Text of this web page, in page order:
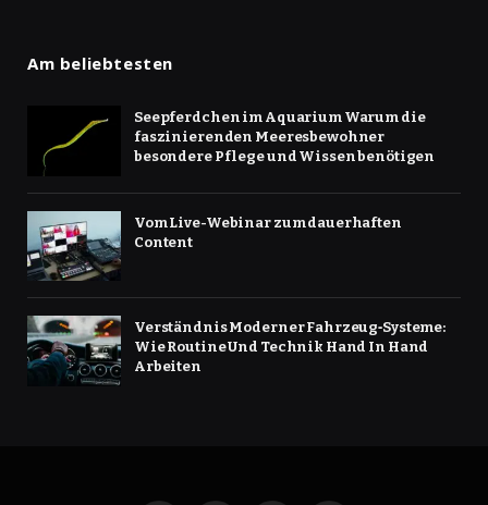
Am beliebtesten
Seepferdchen im Aquarium Warum die
faszinierenden Meeresbewohner
besondere Pflege und Wissen benötigen
Vom Live-Webinar zum dauerhaften
Content
Verständnis Moderner Fahrzeug‑Systeme:
Wie Routine Und Technik Hand In Hand
Arbeiten